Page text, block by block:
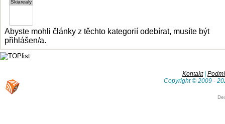
Abyste mohli články z těchto kategorií odebírat, musíte být
přihlášen/a.
Kontakt|
Copyright © 2009 -